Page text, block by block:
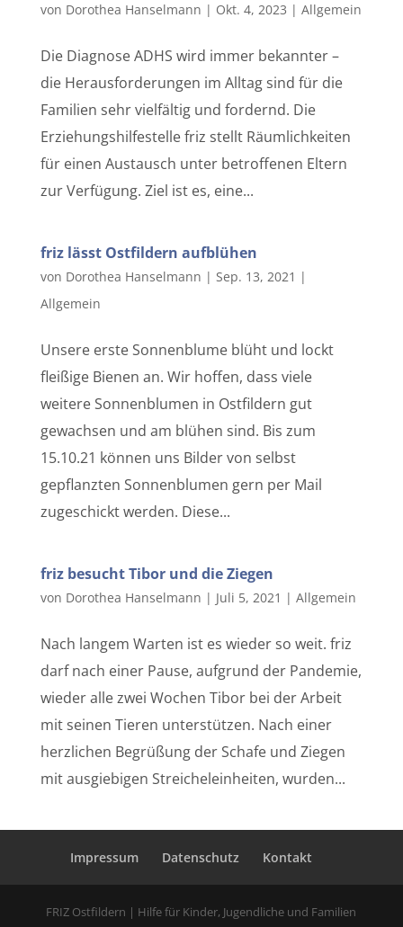
von Dorothea Hanselmann | Okt. 4, 2023 | Allgemein
Die Diagnose ADHS wird immer bekannter –
die Herausforderungen im Alltag sind für die
Familien sehr vielfältig und fordernd. Die
Erziehungshilfestelle friz stellt Räumlichkeiten
für einen Austausch unter betroffenen Eltern
zur Verfügung. Ziel ist es, eine...
friz lässt Ostfildern aufblühen
von Dorothea Hanselmann | Sep. 13, 2021 |
Allgemein
Unsere erste Sonnenblume blüht und lockt
fleißige Bienen an. Wir hoffen, dass viele
weitere Sonnenblumen in Ostfildern gut
gewachsen und am blühen sind. Bis zum
15.10.21 können uns Bilder von selbst
gepflanzten Sonnenblumen gern per Mail
zugeschickt werden. Diese...
friz besucht Tibor und die Ziegen
von Dorothea Hanselmann | Juli 5, 2021 | Allgemein
Nach langem Warten ist es wieder so weit. friz
darf nach einer Pause, aufgrund der Pandemie,
wieder alle zwei Wochen Tibor bei der Arbeit
mit seinen Tieren unterstützen. Nach einer
herzlichen Begrüßung der Schafe und Ziegen
mit ausgiebigen Streicheleinheiten, wurden...
Impressum Datenschutz Kontakt
FRIZ Ostfildern | Hilfe für Kinder, Jugendliche und Familien